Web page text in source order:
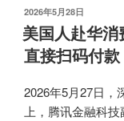
证
页
“换
新
装”
了！”
发
布
于
2026年5月28日
美国人赴华
直接扫码付
2026年5月27日，
上， 腾讯金融科技